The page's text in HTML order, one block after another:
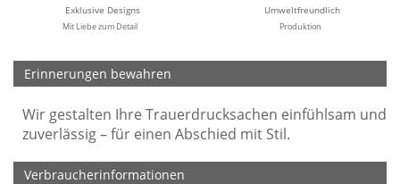
Exklusive Designs
Mit Liebe zum Detail
Umweltfreundlich
Produktion
Erinnerungen bewahren
Wir gestalten Ihre Trauerdrucksachen einfühlsam und
zuverlässig – für einen Abschied mit Stil.
Verbraucherinformationen